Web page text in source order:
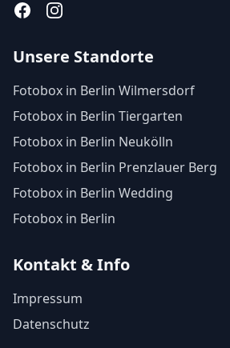
FacebookInstagram
Unsere Standorte
Fotobox in Berlin Wilmersdorf
Fotobox in Berlin Tiergarten
Fotobox in Berlin Neukölln
Fotobox in Berlin Prenzlauer Berg
Fotobox in Berlin Wedding
Fotobox in Berlin
Kontakt & Info
Impressum
Datenschutz